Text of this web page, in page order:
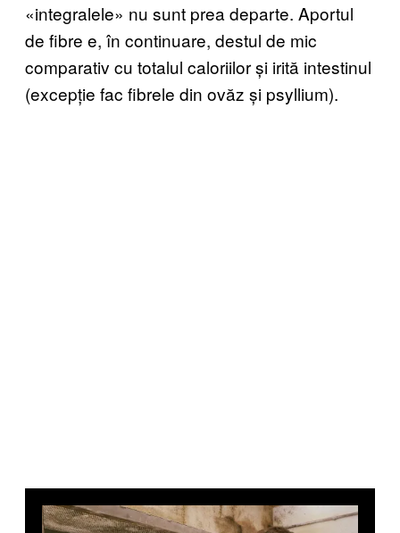
«integralele» nu sunt prea departe. Aportul
de fibre e, în continuare, destul de mic
comparativ cu totalul caloriilor și irită intestinul
(excepție fac fibrele din ovăz și psyllium).